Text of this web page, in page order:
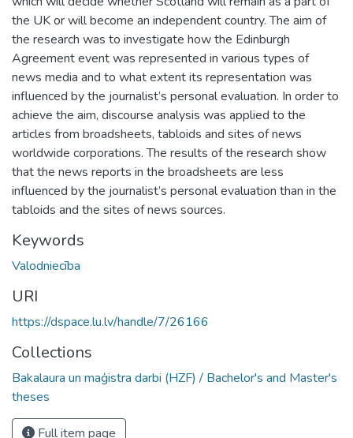
the UK or will become an independent country. The aim of
the research was to investigate how the Edinburgh
Agreement event was represented in various types of
news media and to what extent its representation was
influenced by the journalist’s personal evaluation. In order to
achieve the aim, discourse analysis was applied to the
articles from broadsheets, tabloids and sites of news
worldwide corporations. The results of the research show
that the news reports in the broadsheets are less
influenced by the journalist’s personal evaluation than in the
tabloids and the sites of news sources.
Keywords
Valodniecība
URI
https://dspace.lu.lv/handle/7/26166
Collections
Bakalaura un maģistra darbi (HZF) / Bachelor's and Master's
theses
Full item page